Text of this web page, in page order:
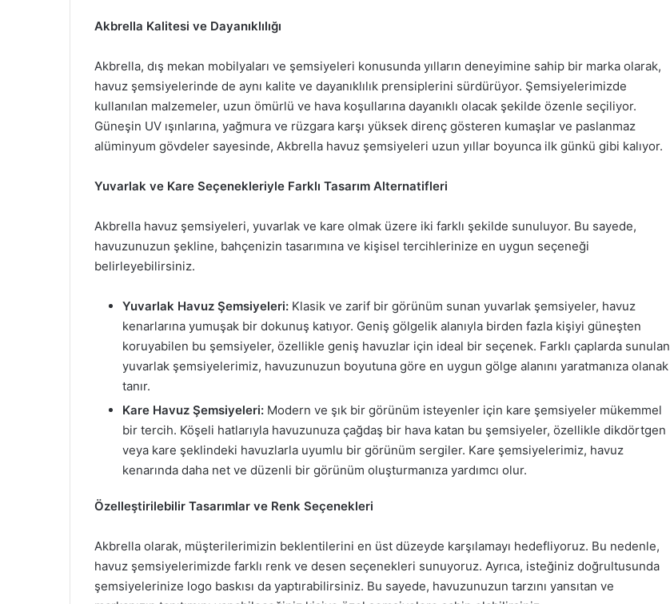
Akbrella Kalitesi ve Dayanıklılığı
Akbrella, dış mekan mobilyaları ve şemsiyeleri konusunda yılların deneyimine sahip bir marka olarak,
havuz şemsiyelerinde de aynı kalite ve dayanıklılık prensiplerini sürdürüyor. Şemsiyelerimizde
kullanılan malzemeler, uzun ömürlü ve hava koşullarına dayanıklı olacak şekilde özenle seçiliyor.
Güneşin UV ışınlarına, yağmura ve rüzgara karşı yüksek direnç gösteren kumaşlar ve paslanmaz
alüminyum gövdeler sayesinde, Akbrella havuz şemsiyeleri uzun yıllar boyunca ilk günkü gibi kalıyor.
Yuvarlak ve Kare Seçenekleriyle Farklı Tasarım Alternatifleri
Akbrella havuz şemsiyeleri, yuvarlak ve kare olmak üzere iki farklı şekilde sunuluyor. Bu sayede,
havuzunuzun şekline, bahçenizin tasarımına ve kişisel tercihlerinize en uygun seçeneği
belirleyebilirsiniz.
Yuvarlak Havuz Şemsiyeleri: Klasik ve zarif bir görünüm sunan yuvarlak şemsiyeler, havuz
kenarlarına yumuşak bir dokunuş katıyor. Geniş gölgelik alanıyla birden fazla kişiyi güneşten
koruyabilen bu şemsiyeler, özellikle geniş havuzlar için ideal bir seçenek. Farklı çaplarda sunulan
yuvarlak şemsiyelerimiz, havuzunuzun boyutuna göre en uygun gölge alanını yaratmanıza olanak
tanır.
Kare Havuz Şemsiyeleri: Modern ve şık bir görünüm isteyenler için kare şemsiyeler mükemmel
bir tercih. Köşeli hatlarıyla havuzunuza çağdaş bir hava katan bu şemsiyeler, özellikle dikdörtgen
veya kare şeklindeki havuzlarla uyumlu bir görünüm sergiler. Kare şemsiyelerimiz, havuz
kenarında daha net ve düzenli bir görünüm oluşturmanıza yardımcı olur.
Özelleştirilebilir Tasarımlar ve Renk Seçenekleri
Akbrella olarak, müşterilerimizin beklentilerini en üst düzeyde karşılamayı hedefliyoruz. Bu nedenle,
havuz şemsiyelerimizde farklı renk ve desen seçenekleri sunuyoruz. Ayrıca, isteğiniz doğrultusunda
şemsiyelerinize logo baskısı da yaptırabilirsiniz. Bu sayede, havuzunuzun tarzını yansıtan ve